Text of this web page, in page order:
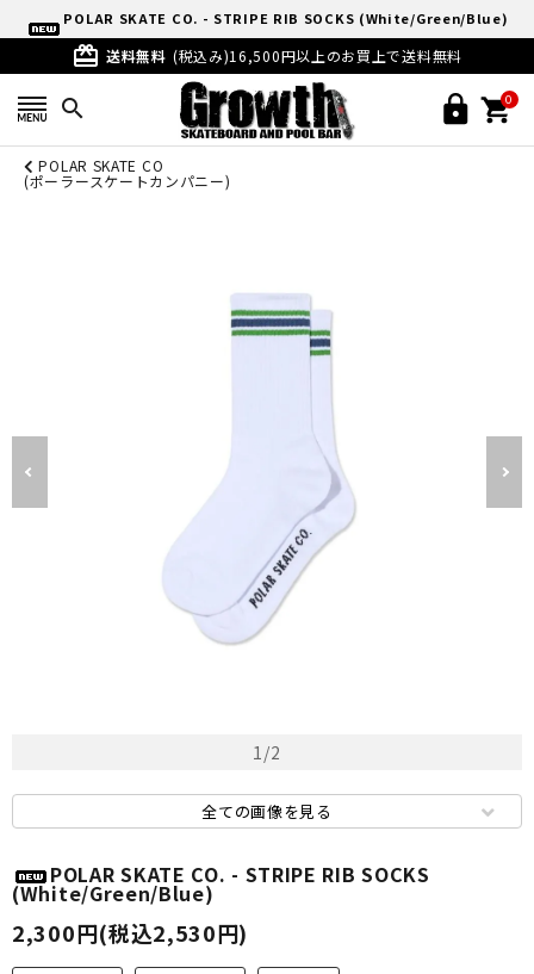
POLAR SKATE CO. - STRIPE RIB SOCKS (White/Green/Blue)
card_giftcard 送料無料 (税込み)16,500円以上のお買上で送料無料
search 0
POLAR SKATE CO
(ポーラースケートカンパニー)
1/2
全ての画像を見る
POLAR SKATE CO. - STRIPE RIB SOCKS
(White/Green/Blue)
2,300円(税込2,530円)